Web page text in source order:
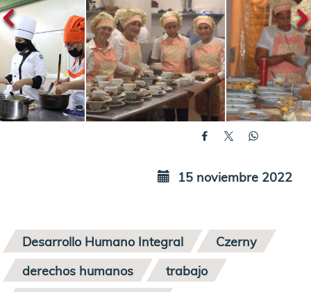
15 noviembre 2022
Desarrollo Humano Integral
Czerny
derechos humanos
trabajo